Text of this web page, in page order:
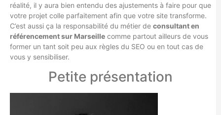
réalité, il y aura bien entendu des ajustements à faire pour que
votre projet colle parfaitement afin que votre site transforme.
C’est aussi ça la responsabilité du métier de consultant en
référencement sur Marseille comme partout ailleurs de vous
former un tant soit peu aux règles du SEO ou en tout cas de
vous y sensibiliser.
Petite présentation